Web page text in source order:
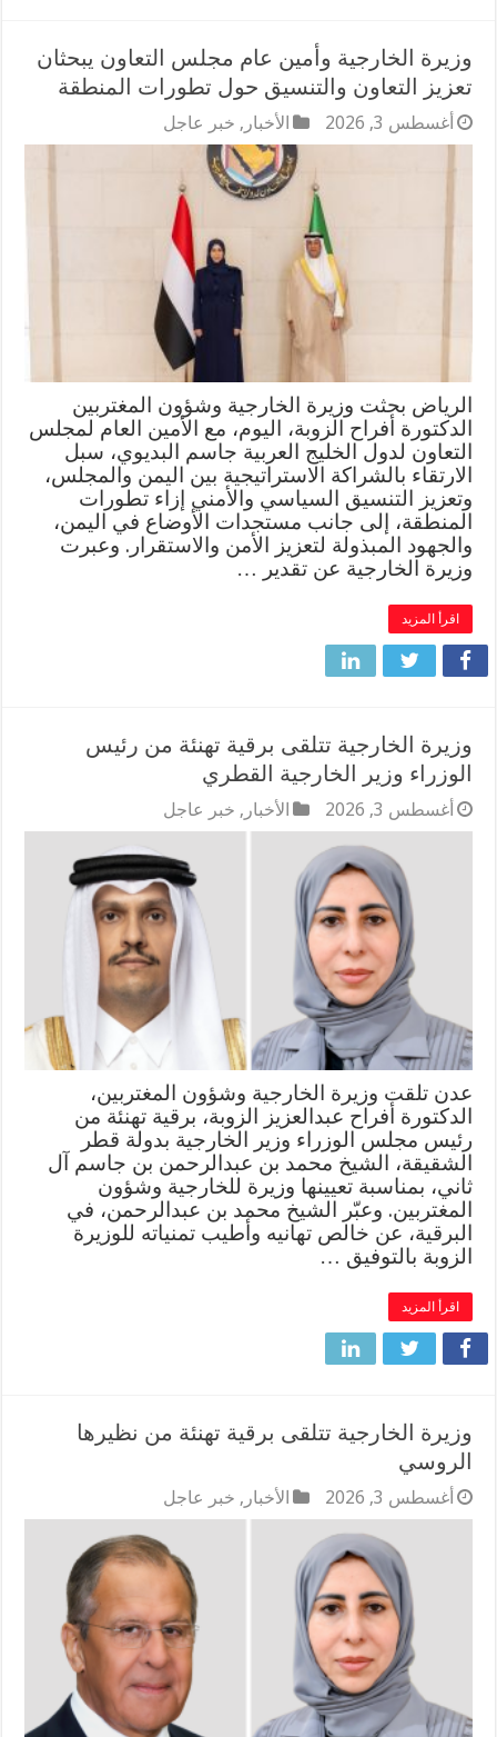
وزيرة الخارجية وأمين عام مجلس التعاون يبحثان
تعزيز التعاون والتنسيق حول تطورات المنطقة
أغسطس 3, 2026 الأخبار , خبر عاجل
الرياض بحثت وزيرة الخارجية وشؤون المغتربين
الدكتورة أفراح الزوبة، اليوم، مع الأمين العام لمجلس
التعاون لدول الخليج العربية جاسم البديوي، سبل
الارتقاء بالشراكة الاستراتيجية بين اليمن والمجلس،
وتعزيز التنسيق السياسي والأمني إزاء تطورات
المنطقة، إلى جانب مستجدات الأوضاع في اليمن،
والجهود المبذولة لتعزيز الأمن والاستقرار. وعبرت
وزيرة الخارجية عن تقدير …
اقرأ المزيد
وزيرة الخارجية تتلقى برقية تهنئة من رئيس
الوزراء وزير الخارجية القطري
أغسطس 3, 2026 الأخبار , خبر عاجل
عدن تلقت وزيرة الخارجية وشؤون المغتربين،
الدكتورة أفراح عبدالعزيز الزوبة، برقية تهنئة من
رئيس مجلس الوزراء وزير الخارجية بدولة قطر
الشقيقة، الشيخ محمد بن عبدالرحمن بن جاسم آل
ثاني، بمناسبة تعيينها وزيرة للخارجية وشؤون
المغتربين. وعبّر الشيخ محمد بن عبدالرحمن، في
البرقية، عن خالص تهانيه وأطيب تمنياته للوزيرة
الزوبة بالتوفيق …
اقرأ المزيد
وزيرة الخارجية تتلقى برقية تهنئة من نظيرها
الروسي
أغسطس 3, 2026 الأخبار , خبر عاجل